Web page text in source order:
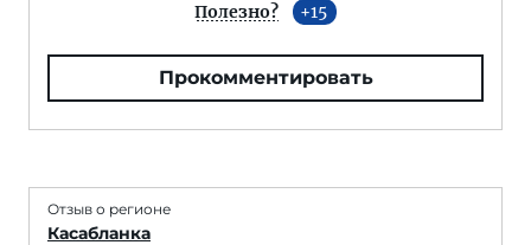
Полезно? 15
Прокомментировать
Отзыв о регионе
Касабланка